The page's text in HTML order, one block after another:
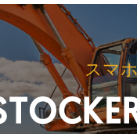
スマ